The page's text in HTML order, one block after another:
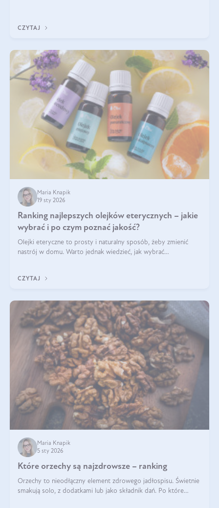
CZYTAJ
Maria Knapik
19 sty 2026
Ranking najlepszych olejków eterycznych – jakie
wybrać i po czym poznać jakość?
Olejki eteryczne to prosty i naturalny sposób, żeby zmienić
nastrój w domu. Warto jednak wiedzieć, jak wybrać
kryteria wyboru!
CZYTAJ
Maria Knapik
5 sty 2026
Które orzechy są najzdrowsze – ranking
Orzechy to nieodłączny element zdrowego jadłospisu. Świetnie
smakują solo, z dodatkami lub jako składnik dań. Po które